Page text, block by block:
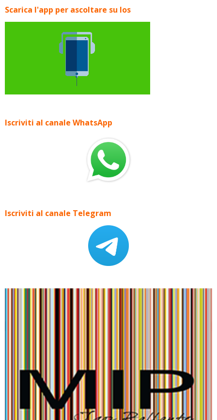
Scarica l'app per ascoltare su Ios
Iscriviti al canale WhatsApp
Iscriviti al canale Telegram